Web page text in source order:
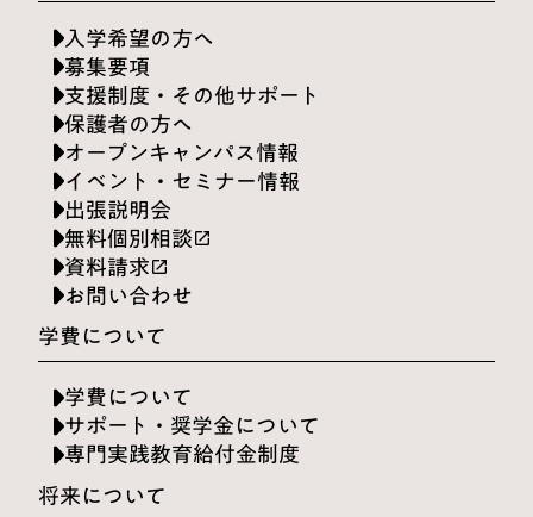
入学希望の方へ
募集要項
支援制度・その他サポート
保護者の方へ
オープンキャンパス情報
イベント・セミナー情報
出張説明会
無料個別相談launch
資料請求launch
お問い合わせ
学費について
学費について
サポート・奨学金について
専門実践教育給付金制度
将来について